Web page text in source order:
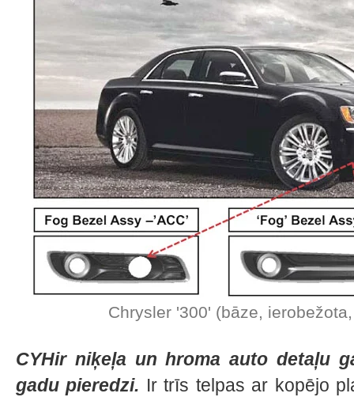
Chrysler '300' (bāze,
CYHir niķeļa un hroma auto detaļu
gadu pieredzi. Ir trīs telpas ar kopējo